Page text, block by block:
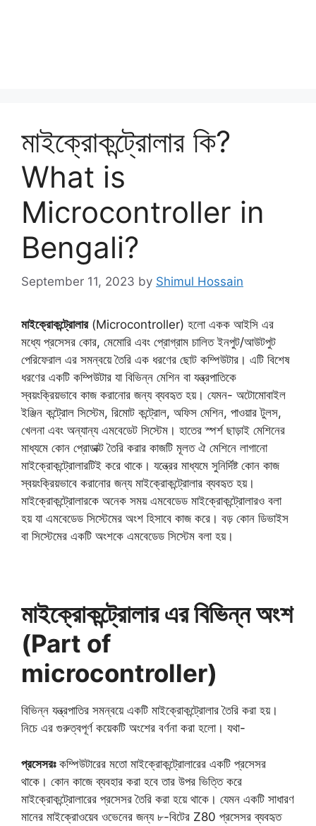
মাইক্রোকন্ট্রোলার কি?
What is
Microcontroller in
Bengali?
September 11, 2023 by Shimul Hossain
মাইক্রোকন্ট্রোলার(Microcontroller) হলো একক আইসি এর
মধ্যে প্রসেসর কোর, মেমোরি এবং প্রোগ্রাম চালিত ইনপুট/আউটপুট
পেরিফেরাল এর সমন্বয়ে তৈরি এক ধরণের ছোট কম্পিউটার। এটি বিশেষ
ধরণের একটি কম্পিউটার যা বিভিন্ন মেশিন বা যন্ত্রপাতিকে
স্বয়ংক্রিয়ভাবে কাজ করানোর জন্য ব্যবহৃত হয়। যেমন- অটোমোবাইল
ইঞ্জিন কন্ট্রোল সিস্টেম, রিমোট কন্ট্রোল, অফিস মেশিন, পাওয়ার টুলস,
খেলনা এবং অন্যান্য এমবেডেট সিস্টেম। হাতের স্পর্শ ছাড়াই মেশিনের
মাধ্যমে কোন প্রোডাক্ট তৈরি করার কাজটি মূলত ঐ মেশিনে লাগানো
মাইক্রোকন্ট্রোলারটিই করে থাকে। যন্ত্রের মাধ্যমে সুনির্দিষ্ট কোন কাজ
স্বয়ংক্রিয়ভাবে করানোর জন্য মাইক্রোকন্ট্রোলার ব্যবহৃত হয়।
মাইক্রোকন্ট্রোলারকে অনেক সময় এমবেডেড মাইক্রোকন্ট্রোলারও বলা
হয় যা এমবেডেড সিস্টেমের অংশ হিসাবে কাজ করে। বড় কোন ডিভাইস
বা সিস্টেমের একটি অংশকে এমবেডেড সিস্টেম বলা হয়।
মাইক্রোকন্ট্রোলার এর বিভিন্ন অংশ
(Part of
microcontroller)
বিভিন্ন যন্ত্রপাতির সমন্বয়ে একটি মাইক্রোকন্ট্রোলার তৈরি করা হয়।
নিচে এর গুরুত্বপূর্ণ কয়েকটি অংশের বর্ণনা করা হলো। যথা-
প্রসেসরঃকম্পিউটারের মতো মাইক্রোকন্ট্রোলারের একটি প্রসেসর
থাকে। কোন কাজে ব্যবহার করা হবে তার উপর ভিত্তি করে
মাইক্রোকন্ট্রোলারের প্রসেসর তৈরি করা হয়ে থাকে। যেমন একটি সাধারণ
মানের মাইক্রোওয়েব ওভেনের জন্য ৮-বিটের Z80 প্রসেসর ব্যবহৃত